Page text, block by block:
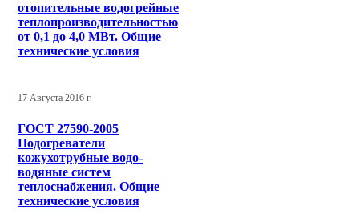
отопительные водогрейные
теплопроизводительностью
от 0,1 до 4,0 МВт. Общие
технические условия
17 Августа 2016 г.
ГОСТ 27590-2005
Подогреватели
кожухотрубные водо-
водяные систем
теплоснабжения. Общие
технические условия